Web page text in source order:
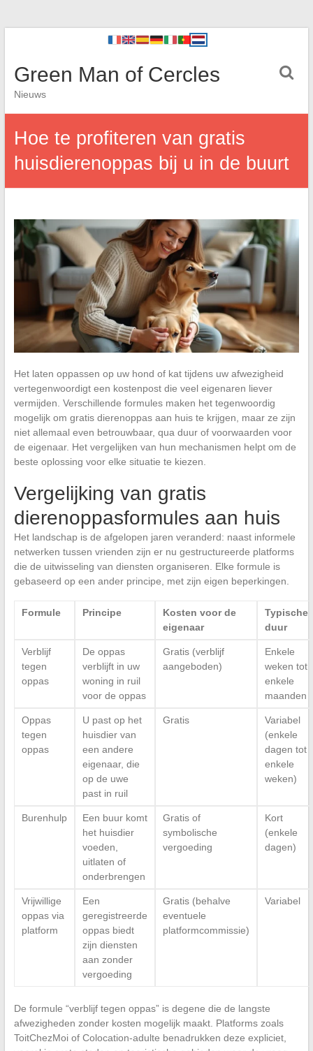
Green Man of Cercles
Nieuws
Hoe te profiteren van gratis
huisdierenoppas bij u in de buurt
Het laten oppassen op uw hond of kat tijdens uw afwezigheid
vertegenwoordigt een kostenpost die veel eigenaren liever
vermijden. Verschillende formules maken het tegenwoordig
mogelijk om gratis dierenoppas aan huis te krijgen, maar ze zijn
niet allemaal even betrouwbaar, qua duur of voorwaarden voor
de eigenaar. Het vergelijken van hun mechanismen helpt om de
beste oplossing voor elke situatie te kiezen.
Vergelijking van gratis
dierenoppasformules aan huis
Het landschap is de afgelopen jaren veranderd: naast informele
netwerken tussen vrienden zijn er nu gestructureerde platforms
die de uitwisseling van diensten organiseren. Elke formule is
gebaseerd op een ander principe, met zijn eigen beperkingen.
Formule Principe
Kosten voor de
eigenaar
Typische
duur
Verblijf
tegen
oppas
De oppas
verblijft in uw
woning in ruil
voor de oppas
Gratis (verblijf
aangeboden)
Enkele
weken tot
enkele
maanden
Oppas
tegen
oppas
U past op het
huisdier van
een andere
eigenaar, die
op de uwe
past in ruil
Gratis
Variabel
(enkele
dagen tot
enkele
weken)
Burenhulp
Een buur komt
het huisdier
voeden,
uitlaten of
onderbrengen
Gratis of
symbolische
vergoeding
Kort
(enkele
dagen)
Vrijwillige
oppas via
platform
Een
geregistreerde
oppas biedt
zijn diensten
aan zonder
vergoeding
Gratis (behalve
eventuele
platformcommissie)
Variabel
De formule “verblijf tegen oppas” is degene die de langste
afwezigheden zonder kosten mogelijk maakt. Platforms zoals
ToitChezMoi of Colocation-adulte benadrukken deze expliciet,